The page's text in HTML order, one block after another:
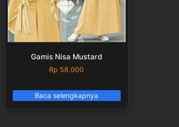
Gamis Nisa Mustard
Rp 58.000
Baca selengkapnya